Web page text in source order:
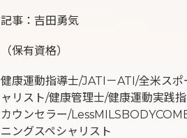
記事：吉田勇気
（保有資格）
健康運動指導士/JATI－ATI/全米ス
ャリスト/健康管理士/健康運動実践
カウンセラー/
ニングスペシャリスト